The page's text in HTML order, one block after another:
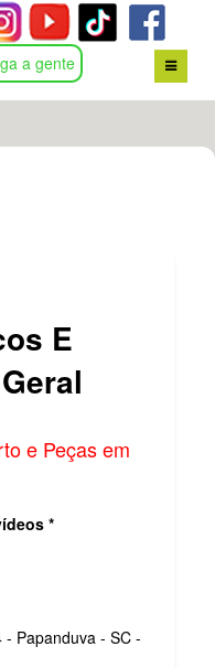
a gente
E
e Peças em
*
Papanduva - SC -